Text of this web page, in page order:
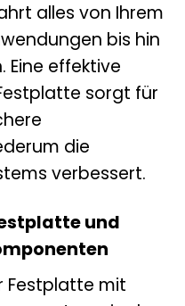
alles von Ihrem
bis hin
Eine effektive
sorgt für
die
verbessert.
und
Festplatte mit